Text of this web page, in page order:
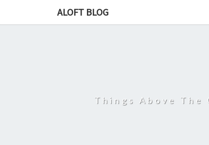
ALOFT BLOG
Things Above The